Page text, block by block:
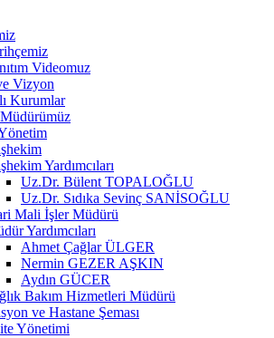
Videomuz
Vizyon
Kurumlar
Yardımcıları
Uz.Dr. Bülent TOPALOĞLU
Uz.Dr. Sıdıka Sevinç SANİSOĞLU
Mali İşler Müdürü
Yardımcıları
Ahmet Çağlar ÜLGER
Nermin GEZER AŞKIN
Aydın GÜCER
Bakım Hizmetleri Müdürü
ve Hastane Şeması
Yönetimi